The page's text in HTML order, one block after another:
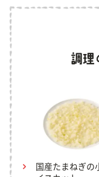
国産たまねぎの